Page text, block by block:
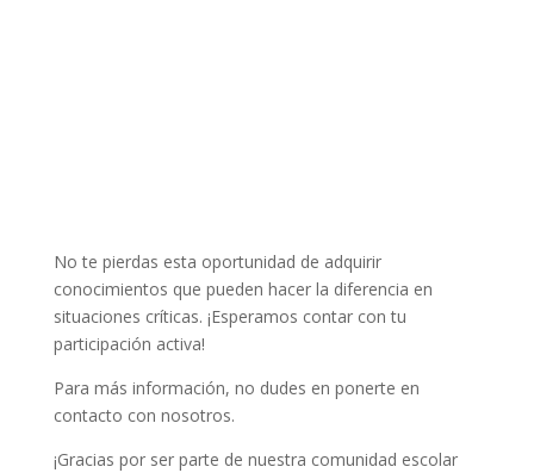
No te pierdas esta oportunidad de adquirir
conocimientos que pueden hacer la diferencia en
situaciones críticas. ¡Esperamos contar con tu
participación activa!
Para más información, no dudes en ponerte en
contacto con nosotros.
¡Gracias por ser parte de nuestra comunidad escolar